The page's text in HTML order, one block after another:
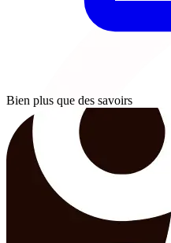
Bien plus que des savoirs